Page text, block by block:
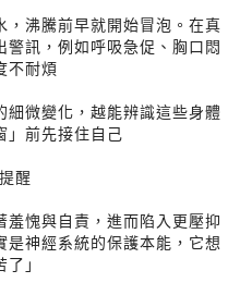
沸騰前早就開始冒泡。在真
訊，例如呼吸急促、胸口悶
不耐煩
微變化，越能辨識這些身體
」前先接住自己
醒
愧與自責，進而陷入更壓抑
神經系統的保護本能，它想
」